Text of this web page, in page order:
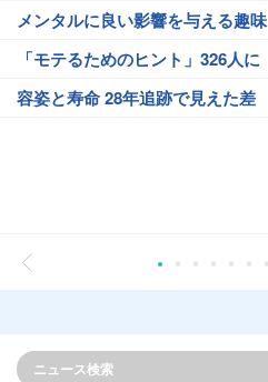
メンタルに良い影響を与える趣味
「モテるためのヒント」326人に
容姿と寿命 28年追跡で見えた差